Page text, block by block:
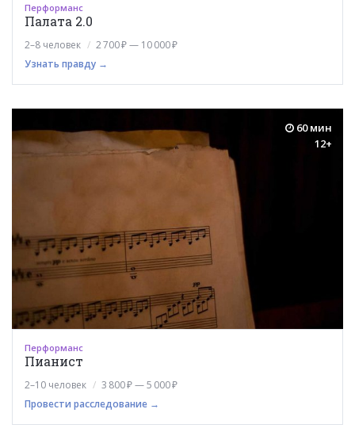
Перформанс
Палата 2.0
2–8 человек
2 700 ₽ — 10 000 ₽
Узнать правду →
60 мин
12+
Перформанс
Пианист
2–10 человек
3 800 ₽ — 5 000 ₽
Провести расследование →